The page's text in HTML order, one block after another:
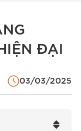
ĐẠI
03/03/2025